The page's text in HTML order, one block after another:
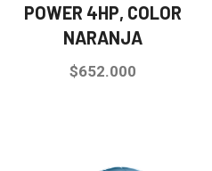
POWER 4HP, COLOR
NARANJA
$652.000